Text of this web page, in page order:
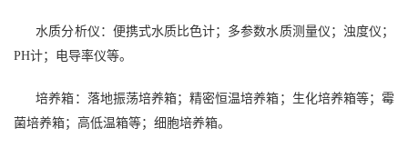
水质分析仪：便携式水质比色计；多参数水质测量仪；浊度仪；
PH计；电导率仪等。
培养箱：落地振荡培养箱；精密恒温培养箱；生化培养箱等；霉
菌培养箱；高低温箱等；细胞培养箱。